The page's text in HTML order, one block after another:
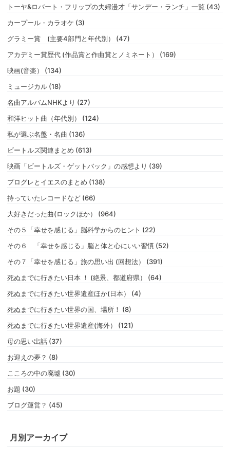
トーヤ&ロバート・フリップの夫婦漫才「サンデー・ランチ」一覧 (43)
カープール・カラオケ (3)
グラミー賞 (主要4部門と年代別） (47)
アカデミー賞歴代 (作品賞と作曲賞とノミネート） (169)
映画(音楽） (134)
ミュージカル (18)
名曲アルバムNHKより (27)
和洋ヒット曲（年代別） (124)
私が選ぶ名盤・名曲 (136)
ビートルズ関連まとめ (613)
映画「ビートルズ・ゲットバック」の感想より (39)
プログレとイエスのまとめ (138)
持っていたレコードなど (66)
大好きだった曲(ロックほか） (964)
その５「幸せを感じる」脳科学からのヒント (22)
その６ 「幸せを感じる」脳と体と心にいい習慣 (52)
その７「幸せを感じる」旅の思い出 (回想法） (391)
死ぬまでに行きたい日本 ！ (絶景、都道府県） (64)
死ぬまでに行きたい世界遺産ほか(日本） (4)
死ぬまでに行きたい世界の国、場所！ (8)
死ぬまでに行きたい世界遺産(海外） (121)
母の思い出話 (37)
お迎えの夢？ (8)
こころの中の廃墟 (30)
お題 (30)
ブログ運営？ (45)
月別アーカイブ